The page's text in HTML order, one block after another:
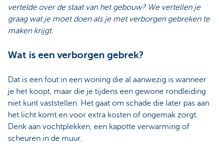
vertelde over de staat van het gebouw? We vertellen je
graag wat je moet doen als je met verborgen gebreken te
maken krijgt.
Wat is een verborgen gebrek?
Dat is een fout in een woning die al aanwezig is wanneer
je het koopt, maar die je tijdens een gewone rondleiding
niet kunt vaststellen. Het gaat om schade die later pas aan
het licht komt en voor extra kosten of ongemak zorgt.
Denk aan vochtplekken, een kapotte verwarming of
scheuren in de muur.